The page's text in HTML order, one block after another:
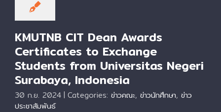
KMUTNB CIT Dean Awards
Certificates to Exchange
Students from Universitas Negeri
Surabaya, Indonesia
30 ก.ย. 2024 | Categories: ข่าวคณะ, ข่าวนักศึกษา, ข่าว
ประชาสัมพันธ์